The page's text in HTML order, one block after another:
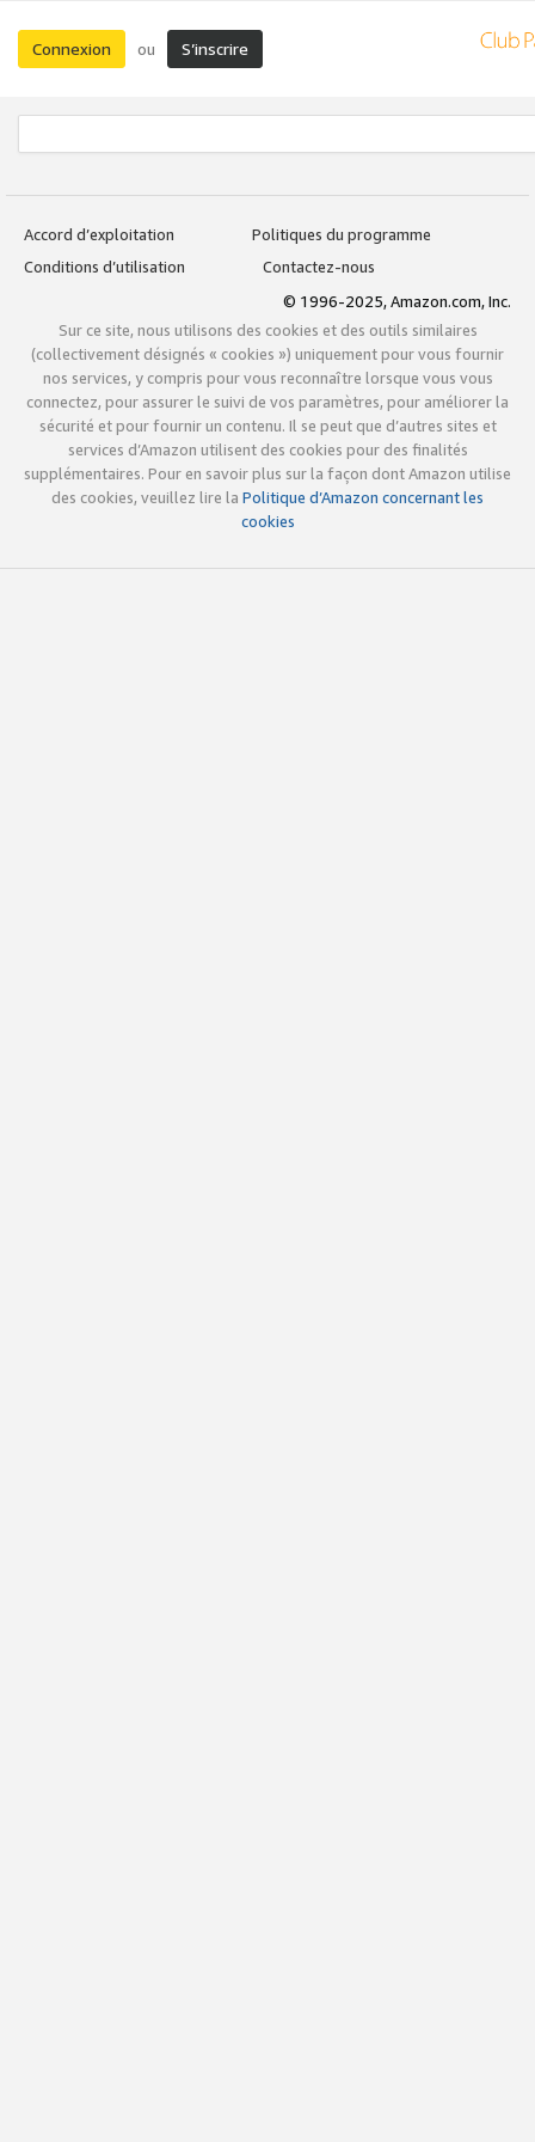
Connexion ou S’inscrire
Accord d’exploitation
Politiques du programme
Conditions d’utilisation
Contactez-nous
© 1996-2025, Amazon.com, Inc.
Sur ce site, nous utilisons des cookies et des outils similaires
(collectivement désignés « cookies ») uniquement pour vous fournir
nos services, y compris pour vous reconnaître lorsque vous vous
connectez, pour assurer le suivi de vos paramètres, pour améliorer la
sécurité et pour fournir un contenu. Il se peut que d’autres sites et
services d’Amazon utilisent des cookies pour des finalités
supplémentaires. Pour en savoir plus sur la façon dont Amazon utilise
des cookies, veuillez lire la Politique d’Amazon concernant les
cookies